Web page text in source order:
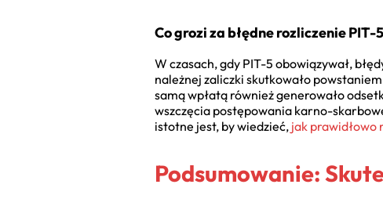
Co grozi za błędne rozliczenie PIT-
W czasach, gdy PIT-5 obowiązywał,
należnej zaliczki skutkowało
samą wpłatą również generowało
wszczęcia postępowania karno-
istotne jest, by wiedzieć, jak prawidłowo
Podsumowanie: